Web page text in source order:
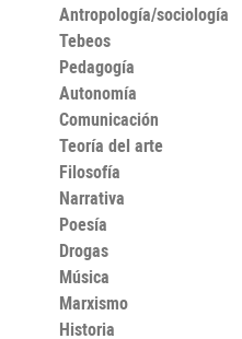
Antropología/sociología
Tebeos
Pedagogía
Autonomía
Comunicación
Teoría del arte
Filosofía
Narrativa
Poesía
Drogas
Música
Marxismo
Historia